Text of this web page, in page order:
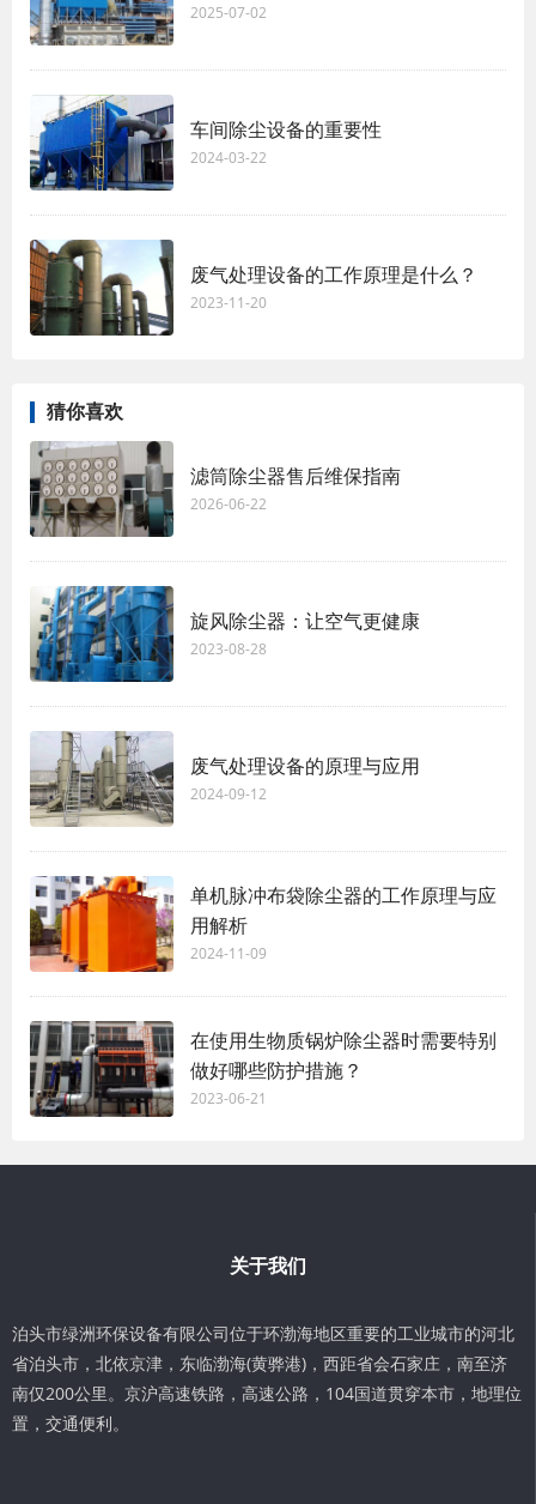
2025-07-02
车间除尘设备的重要性
2024-03-22
废气处理设备的工作原理是什么？
2023-11-20
猜你喜欢
滤筒除尘器售后维保指南
2026-06-22
旋风除尘器：让空气更健康
2023-08-28
废气处理设备的原理与应用
2024-09-12
单机脉冲布袋除尘器的工作原理与应
用解析
2024-11-09
在使用生物质锅炉除尘器时需要特别
做好哪些防护措施？
2023-06-21
关于我们
泊头市绿洲环保设备有限公司位于环渤海地区重要的工业城市的河北
省泊头市，北依京津，东临渤海(黄骅港)，西距省会石家庄，南至济
南仅200公里。京沪高速铁路，高速公路，104国道贯穿本市，地理位
置，交通便利。